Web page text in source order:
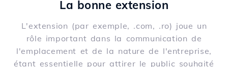
La bonne extension
L'extension (par exemple, .com, .ro) joue un
rôle important dans la communication de
l'emplacement et de la nature de l'entreprise,
étant essentielle pour attirer le public souhaité